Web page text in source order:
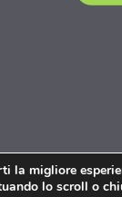
la migliore
lo scroll o